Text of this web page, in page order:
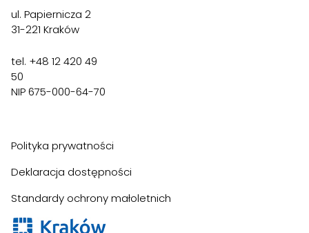
ul. Papiernicza 2
31-221 Kraków
tel. +48 12 420 49
50
NIP 675-000-64-70
Polityka prywatności
Deklaracja dostępności
Standardy ochrony małoletnich